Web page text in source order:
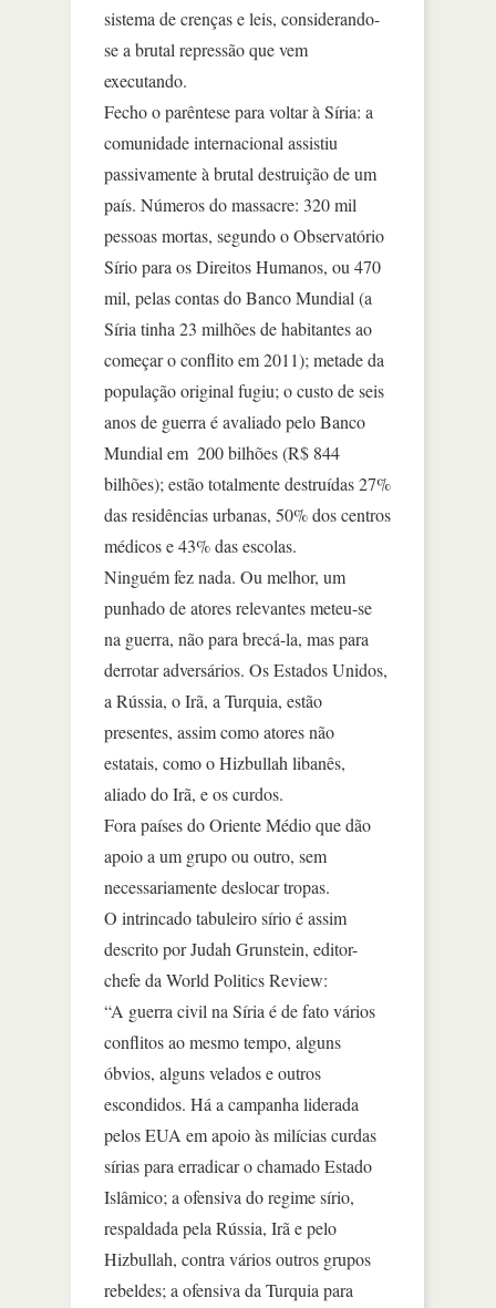
sistema de crenças e leis, considerando-
se a brutal repressão que vem
executando.
Fecho o parêntese para voltar à Síria: a
comunidade internacional assistiu
passivamente à brutal destruição de um
país. Números do massacre: 320 mil
pessoas mortas, segundo o Observatório
Sírio para os Direitos Humanos, ou 470
mil, pelas contas do Banco Mundial (a
Síria tinha 23 milhões de habitantes ao
começar o conflito em 2011); metade da
população original fugiu; o custo de seis
anos de guerra é avaliado pelo Banco
Mundial em  200 bilhões (R$ 844
bilhões); estão totalmente destruídas 27%
das residências urbanas, 50% dos centros
médicos e 43% das escolas.
Ninguém fez nada. Ou melhor, um
punhado de atores relevantes meteu-se
na guerra, não para brecá-la, mas para
derrotar adversários. Os Estados Unidos,
a Rússia, o Irã, a Turquia, estão
presentes, assim como atores não
estatais, como o Hizbullah libanês,
aliado do Irã, e os curdos.
Fora países do Oriente Médio que dão
apoio a um grupo ou outro, sem
necessariamente deslocar tropas.
O intrincado tabuleiro sírio é assim
descrito por Judah Grunstein, editor-
chefe da World Politics Review:
“A guerra civil na Síria é de fato vários
conflitos ao mesmo tempo, alguns
óbvios, alguns velados e outros
escondidos. Há a campanha liderada
pelos EUA em apoio às milícias curdas
sírias para erradicar o chamado Estado
Islâmico; a ofensiva do regime sírio,
respaldada pela Rússia, Irã e pelo
Hizbullah, contra vários outros grupos
rebeldes; a ofensiva da Turquia para